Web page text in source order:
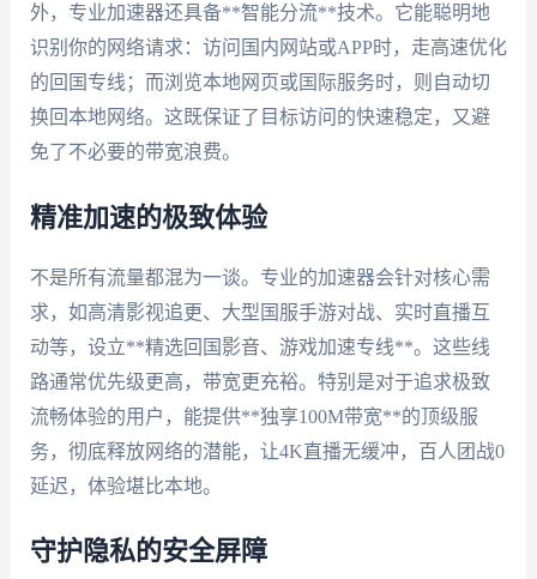
外，专业加速器还具备**智能分流**技术。它能聪明地
识别你的网络请求：访问国内网站或APP时，走高速优化
的回国专线；而浏览本地网页或国际服务时，则自动切
换回本地网络。这既保证了目标访问的快速稳定，又避
免了不必要的带宽浪费。
精准加速的极致体验
不是所有流量都混为一谈。专业的加速器会针对核心需
求，如高清影视追更、大型国服手游对战、实时直播互
动等，设立**精选回国影音、游戏加速专线**。这些线
路通常优先级更高，带宽更充裕。特别是对于追求极致
流畅体验的用户，能提供**独享100M带宽**的顶级服
务，彻底释放网络的潜能，让4K直播无缓冲，百人团战0
延迟，体验堪比本地。
守护隐私的安全屏障